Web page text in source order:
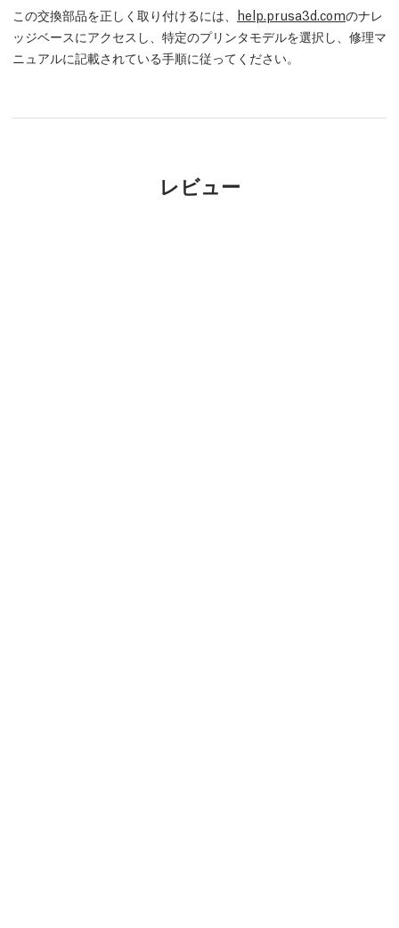
この交換部品を正しく取り付けるには、 help.prusa3d.comのナレ
ッジベースにアクセスし、特定のプリンタモデルを選択し、修理マ
ニュアルに記載されている手順に従ってください。
レビュー